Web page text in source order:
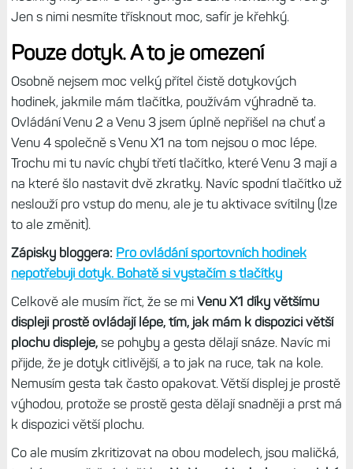
hodinky nikde nevyčnívají, a dokonce mám pocit, že mi
Stále se mi ale více líbí, pokud jde o
design, kulatá klasika.
Kromě tvaru jsou hodinky naprosto rozdílné provedením.
Venu 4 mají kovové tělo s kovovou lunetou a plastovým
dýnkem, Venu X1 jsou posazené na titanové destičce, tělo
je celé polymerové a luneta chybí. I to je důvod, proč VX1
nemají možnost měření EKG, i když snímač Elevate 5
přítomen je.Absence lunety však nějak extra nevadí,
hodinky mají safír a ten vychytá běžné kontakty s futry.
Jen s nimi nesmíte třísknout moc, safír je křehký.
Pouze dotyk. A to je omezení
Osobně nejsem moc velký přítel čistě dotykových
hodinek, jakmile mám tlačítka, používám výhradně ta.
Ovládání Venu 2 a Venu 3 jsem úplně nepřišel na chuť a
Venu 4 společně s Venu X1 na tom nejsou o moc lépe.
Trochu mi tu navíc chybí třetí tlačítko, které Venu 3 mají a
na které šlo nastavit dvě zkratky. Navíc spodní tlačítko už
neslouží pro vstup do menu, ale je tu aktivace svítilny (lze
to ale změnit).
Zápisky bloggera:Pro ovládání sportovních hodinek